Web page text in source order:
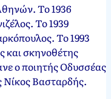
Το 1936
Το 1939
Το 1993
και σκηνοθέτης
ο ποιητής Οδυσσέας
Νίκος Βασταρδής.